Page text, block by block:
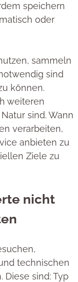
speichern
oder
sammeln
sind
können.
weiteren
sind. Wann
verarbeiten,
anbieten zu
Ziele zu
nicht
technischen
sind: Typ